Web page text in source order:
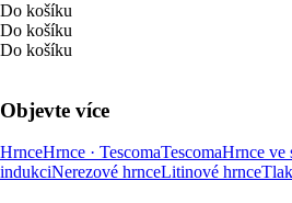
Do košíku
Do košíku
Do košíku
Objevte více
HrnceHrnce · TescomaTescomaHrnce ve
indukciNerezové hrnceLitinové hrnce